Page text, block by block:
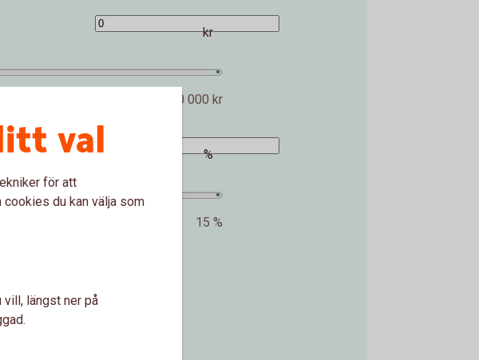
2 000 000 kr
kr
15 %
%
10 år
kr
val
för att
du kan välja som
vill, längst ner på